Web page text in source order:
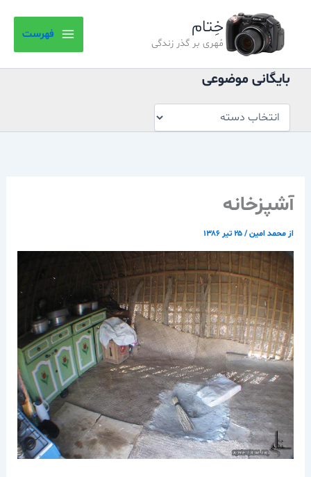
خِتام
مُهری بر گذر زندگی
فهرست
بایگانی موضوعی
موضوعی
آشپزخانه
از محمد امین/۲۵ تیر ۱۳۸۶